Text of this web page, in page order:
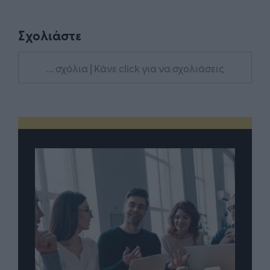
Σχολιάστε
... σχόλια | Κάνε click για να σχολιάσεις